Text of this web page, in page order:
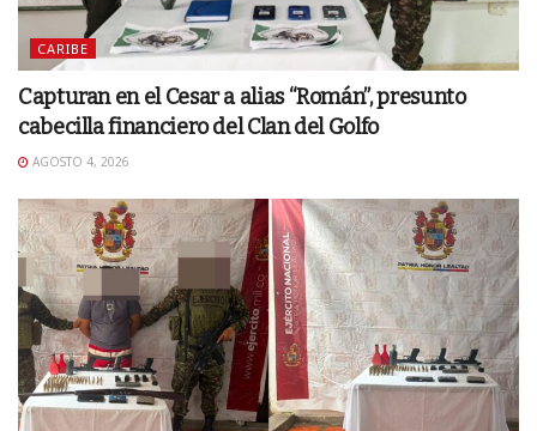
CARIBE
Capturan en el Cesar a alias “Román”, presunto
cabecilla financiero del Clan del Golfo
AGOSTO 4, 2026